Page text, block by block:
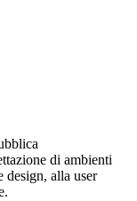
di ambienti
alla user